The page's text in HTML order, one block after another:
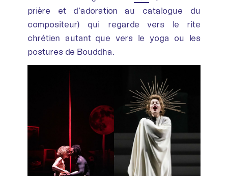
prière et d’adoration au catalogue du
compositeur) qui regarde vers le rite
chrétien autant que vers le yoga ou les
postures de Bouddha.